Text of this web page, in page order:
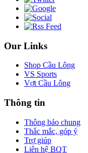
Our Links
Shop Cầu Lông
VS Sports
Vợt Cầu Lông
Thông tin
Thông báo chung
Thắc mắc, góp ý
Trợ giúp
Liên hệ BQT